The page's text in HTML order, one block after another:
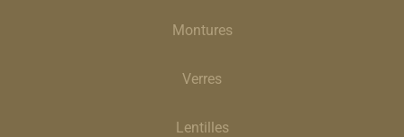
Montures
Verres
Lentilles